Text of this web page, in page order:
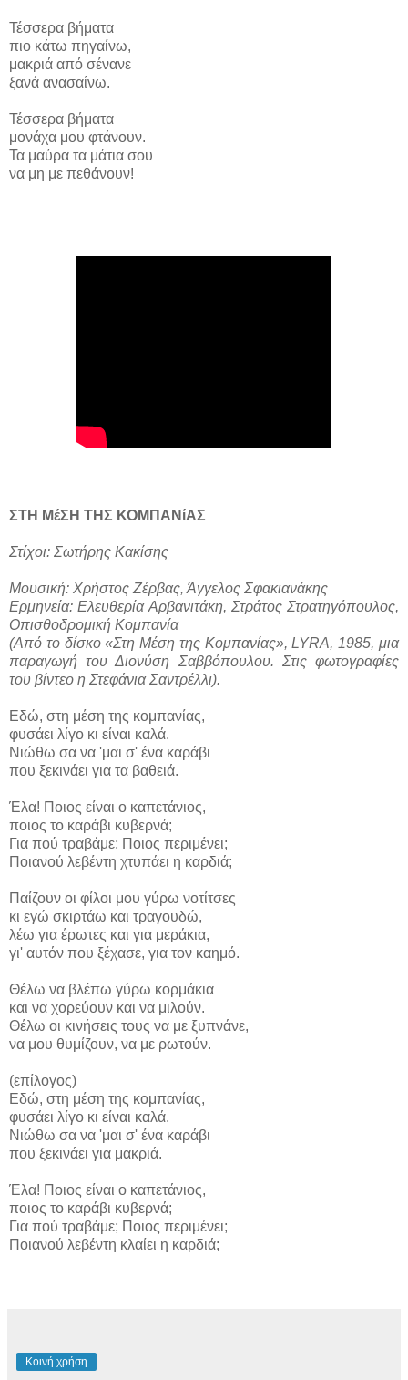
Τέσσερα βήματα
πιο κάτω πηγαίνω,
μακριά από σένανε
ξανά ανασαίνω.
Τέσσερα βήματα
μονάχα μου φτάνουν.
Τα μαύρα τα μάτια σου
να μη με πεθάνουν!
ΣΤΗ ΜέΣΗ ΤΗΣ ΚΟΜΠΑΝίΑΣ
Στίχοι: Σωτήρης Κακίσης
Μουσική: Χρήστος Ζέρβας, Άγγελος Σφακιανάκης
Ερμηνεία: Ελευθερία Αρβανιτάκη, Στράτος Στρατηγόπουλος,
Οπισθοδρομική Κομπανία
(Από το δίσκο «Στη Μέση της Κομπανίας», LYRA, 1985, μια
παραγωγή του Διονύση Σαββόπουλου. Στις φωτογραφίες
του βίντεο η Στεφάνια Σαντρέλλι).
Εδώ, στη μέση της κομπανίας,
φυσάει λίγο κι είναι καλά.
Νιώθω σα να 'μαι σ' ένα καράβι
που ξεκινάει για τα βαθειά.
Έλα! Ποιος είναι ο καπετάνιος,
ποιος το καράβι κυβερνά;
Για πού τραβάμε; Ποιος περιμένει;
Ποιανού λεβέντη χτυπάει η καρδιά;
Παίζουν οι φίλοι μου γύρω νοτίτσες
κι εγώ σκιρτάω και τραγουδώ,
λέω για έρωτες και για μεράκια,
γι' αυτόν που ξέχασε, για τον καημό.
Θέλω να βλέπω γύρω κορμάκια
και να χορεύουν και να μιλούν.
Θέλω οι κινήσεις τους να με ξυπνάνε,
να μου θυμίζουν, να με ρωτούν.
(επίλογος)
Εδώ, στη μέση της κομπανίας,
φυσάει λίγο κι είναι καλά.
Νιώθω σα να 'μαι σ' ένα καράβι
που ξεκινάει για μακριά.
Έλα! Ποιος είναι ο καπετάνιος,
ποιος το καράβι κυβερνά;
Για πού τραβάμε; Ποιος περιμένει;
Ποιανού λεβέντη κλαίει η καρδιά;
Κοινή χρήση